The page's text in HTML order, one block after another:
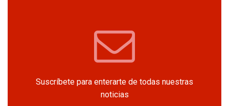
Suscríbete para enterarte de todas nuestras
noticias